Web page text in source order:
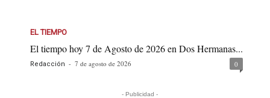
EL TIEMPO
El tiempo hoy 7 de Agosto de 2026 en Dos Hermanas...
Redacción - 7 de agosto de 2026 0
- Publicidad -